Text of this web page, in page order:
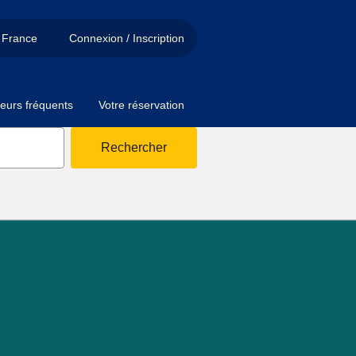
France Connexion / Inscription
fréquents Votre réservation
Rechercher